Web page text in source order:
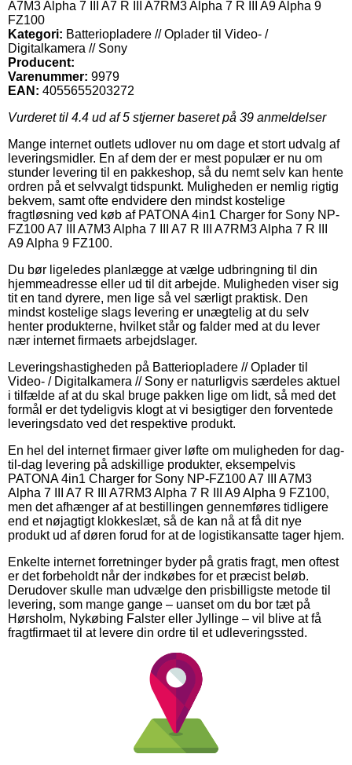
A7M3 Alpha 7 III A7 R III A7RM3 Alpha 7 R III A9 Alpha 9
FZ100
Kategori: Batteriopladere // Oplader til Video- /
Digitalkamera // Sony
Producent:
Varenummer: 9979
EAN: 4055655203272
Vurderet til 4.4 ud af 5 stjerner baseret på 39 anmeldelser
Mange internet outlets udlover nu om dage et stort udvalg af
leveringsmidler. En af dem der er mest populær er nu om
stunder levering til en pakkeshop, så du nemt selv kan hente
ordren på et selvvalgt tidspunkt. Muligheden er nemlig rigtig
bekvem, samt ofte endvidere den mindst kostelige
fragtløsning ved køb af PATONA 4in1 Charger for Sony NP-
FZ100 A7 III A7M3 Alpha 7 III A7 R III A7RM3 Alpha 7 R III
A9 Alpha 9 FZ100.
Du bør ligeledes planlægge at vælge udbringning til din
hjemmeadresse eller ud til dit arbejde. Muligheden viser sig
tit en tand dyrere, men lige så vel særligt praktisk. Den
mindst kostelige slags levering er unægtelig at du selv
henter produkterne, hvilket står og falder med at du lever
nær internet firmaets arbejdslager.
Leveringshastigheden på Batteriopladere // Oplader til
Video- / Digitalkamera // Sony er naturligvis særdeles aktuel
i tilfælde af at du skal bruge pakken lige om lidt, så med det
formål er det tydeligvis klogt at vi besigtiger den forventede
leveringsdato ved det respektive produkt.
En hel del internet firmaer giver løfte om muligheden for dag-
til-dag levering på adskillige produkter, eksempelvis
PATONA 4in1 Charger for Sony NP-FZ100 A7 III A7M3
Alpha 7 III A7 R III A7RM3 Alpha 7 R III A9 Alpha 9 FZ100,
men det afhænger af at bestillingen gennemføres tidligere
end et nøjagtigt klokkeslæt, så de kan nå at få dit nye
produkt ud af døren forud for at de logistikansatte tager hjem.
Enkelte internet forretninger byder på gratis fragt, men oftest
er det forbeholdt når der indkøbes for et præcist beløb.
Derudover skulle man udvælge den prisbilligste metode til
levering, som mange gange – uanset om du bor tæt på
Hørsholm, Nykøbing Falster eller Jyllinge – vil blive at få
fragtfirmaet til at levere din ordre til et udleveringssted.